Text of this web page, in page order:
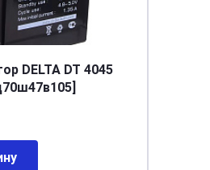
DELTA DT 4045
[д70ш47в105]